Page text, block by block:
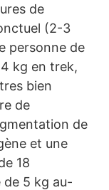
de
(2-3
personne de
kg en trek,
bien
de
de
et une
18
5 kg au-